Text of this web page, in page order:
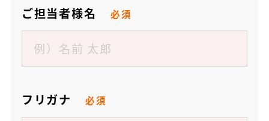
ご担当者様名 必須
フリガナ 必須